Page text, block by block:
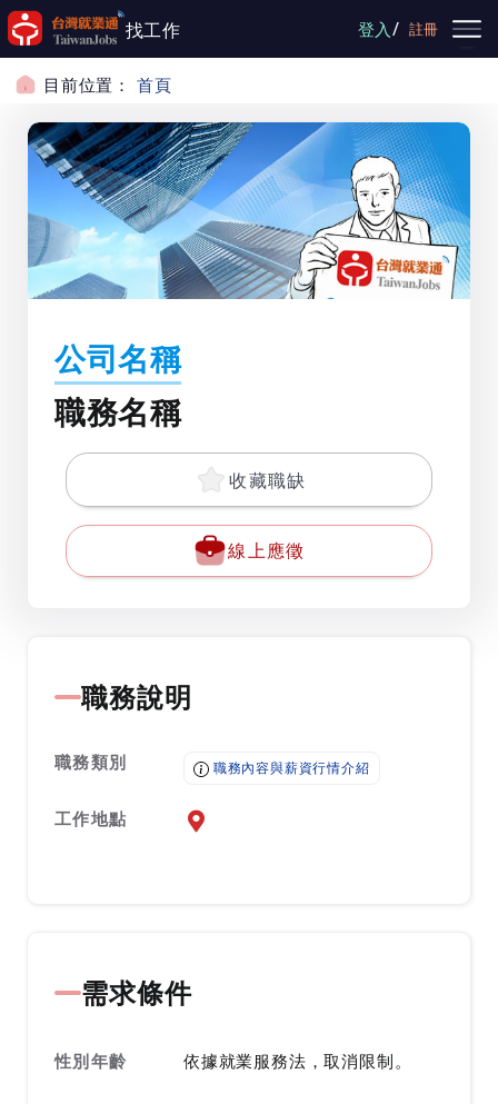
跳到主要內容
找工作 登入/ 註冊
目前位置： 首頁
公司名稱
職務名稱
收藏職缺
線上應徵
職務說明
職務類別 職務內容與薪資行情介紹
工作地點 前往查看地圖
需求條件
性別年齡 依據就業服務法，取消限制。